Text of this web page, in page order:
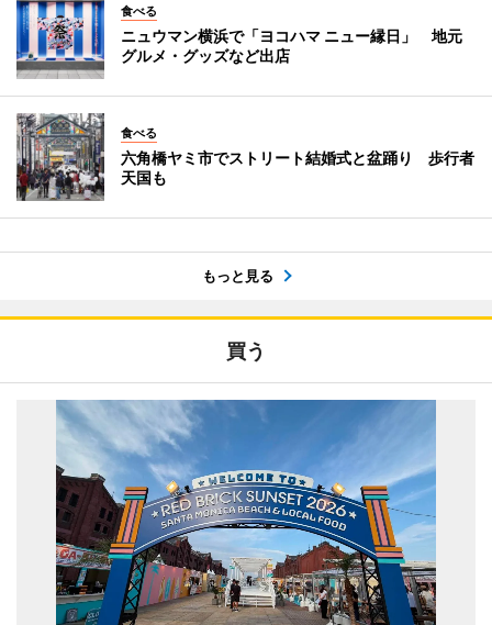
食べる
ニュウマン横浜で「ヨコハマ ニュー縁日」 地元
グルメ・グッズなど出店
食べる
六角橋ヤミ市でストリート結婚式と盆踊り 歩行者
天国も
もっと見る
買う